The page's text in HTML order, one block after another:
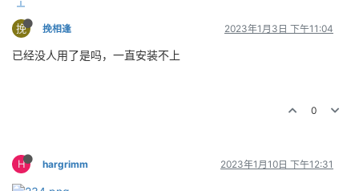
挽 挽相逢 2023年1月3日 下午11:04
已经没人用了是吗，一直安装不上
0
H hargrimm 2023年1月10日 下午12:31